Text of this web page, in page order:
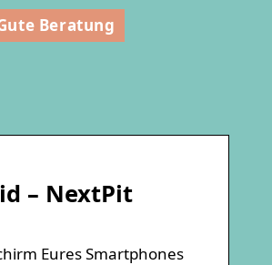
Beratung
– NextPit
Eures Smartphones